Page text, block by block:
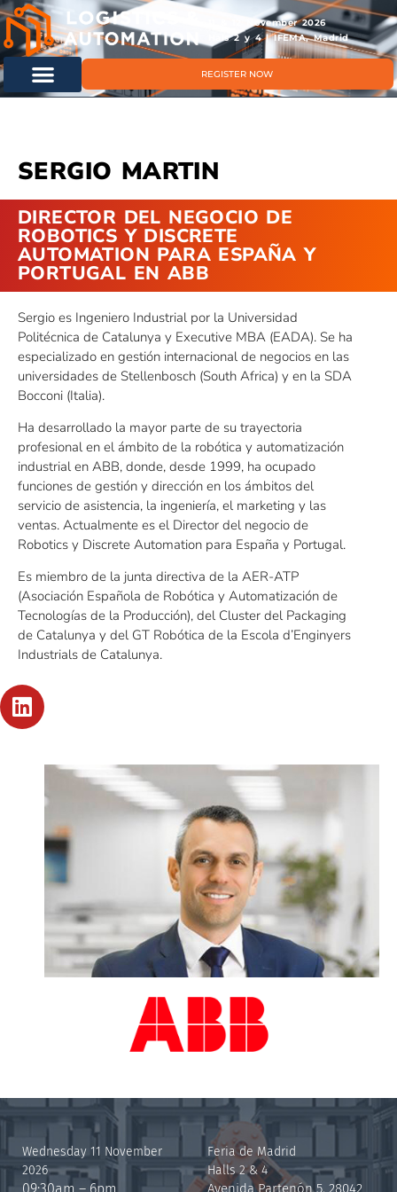
11 & 12 November 2026
Hals 2 y 4 | IFEMA, Madrid
REGISTER NOW
SERGIO MARTIN
DIRECTOR DEL NEGOCIO DE
ROBOTICS Y DISCRETE
AUTOMATION PARA ESPAÑA Y
PORTUGAL EN ABB
Sergio es Ingeniero Industrial por la Universidad
Politécnica de Catalunya y Executive MBA (EADA). Se ha
especializado en gestión internacional de negocios en las
universidades de Stellenbosch (South Africa) y en la SDA
Bocconi (Italia).
Ha desarrollado la mayor parte de su trayectoria
profesional en el ámbito de la robótica y automatización
industrial en ABB, donde, desde 1999, ha ocupado
funciones de gestión y dirección en los ámbitos del
servicio de asistencia, la ingeniería, el marketing y las
ventas. Actualmente es el Director del negocio de
Robotics y Discrete Automation para España y Portugal.
Es miembro de la junta directiva de la AER-ATP
(Asociación Española de Robótica y Automatización de
Tecnologías de la Producción), del Cluster del Packaging
de Catalunya y del GT Robótica de la Escola d’Enginyers
Industrials de Catalunya.
SERGIO MARTIN
Wednesday 11 November
2026
Feria de Madrid
Halls 2 & 4
Avenida Partenón 5, 28042